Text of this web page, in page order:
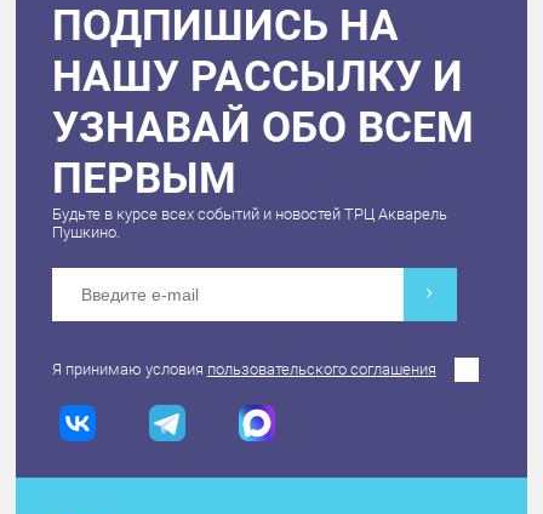
ПОДПИШИСЬ НА
НАШУ РАССЫЛКУ И
УЗНАВАЙ ОБО ВСЕМ
ПЕРВЫМ
Будьте в курсе всех событий и новостей ТРЦ Акварель
Пушкино.
Я принимаю условия пользовательского соглашения